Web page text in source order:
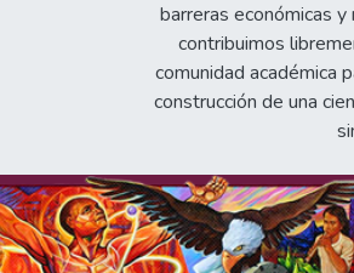
barreras económicas
contribuimos
comunidad académica
construcción de una